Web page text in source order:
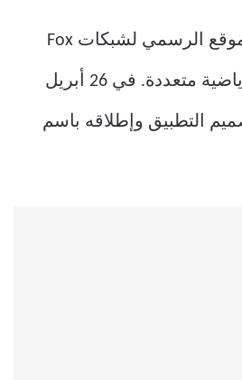
Fox Sports Go هو الموقع الرسمي لشبكات Fox
Sports لبث أحداث رياضية متعددة. في 26 أبريل